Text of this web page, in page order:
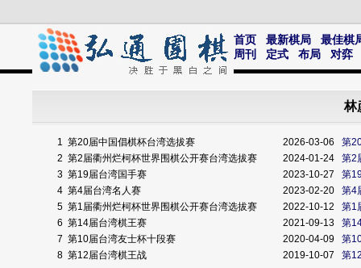
首页 最新棋局
最佳棋
周刊
定式 布局 对弈
林
1 第20届中国倡棋杯台湾选拔赛 2026-03-06
第
2 第2届衢州烂柯杯世界围棋公开赛台湾选拔赛 2024-01-24
第2
3 第19届台湾国手赛 2023-10-27
第
4 第4届台湾名人赛 2023-02-20
第4
5 第1届衢州烂柯杯世界围棋公开赛台湾选拔赛 2022-10-12
第1
6 第14届台湾棋王赛 2021-09-13
第
7 第10届台湾友士杯十段赛 2020-04-09
第
8 第12届台湾棋王战 2019-10-07 第